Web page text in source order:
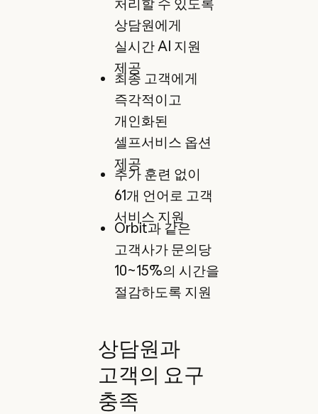
처리할 수 있도록
상담원에게
실시간 AI 지원
제공
최종 고객에게
즉각적이고
개인화된
셀프서비스 옵션
제공
추가 훈련 없이
61개 언어로 고객
서비스 지원
Orbit과 같은
고객사가 문의당
10~15%의 시간을
절감하도록 지원
상담원과
고객의 요구
충족